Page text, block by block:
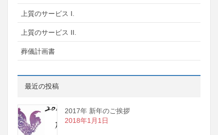
上質のサービス I.
上質のサービス II.
葬儀計画書
最近の投稿
2017年 新年のご挨拶
2018年1月1日